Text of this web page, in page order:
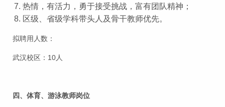
热情，有活力，勇于接受挑战，富有团队精神；
区级、省级学科带头人及骨干教师优先。
拟聘用人数：
武汉校区：10人
四、 体育、游泳教师岗位